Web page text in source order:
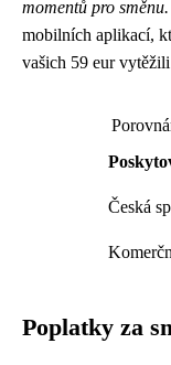
momentů pro směnu.
mobilních aplikací,
vašich 59 eur
Česká
Poplatky za